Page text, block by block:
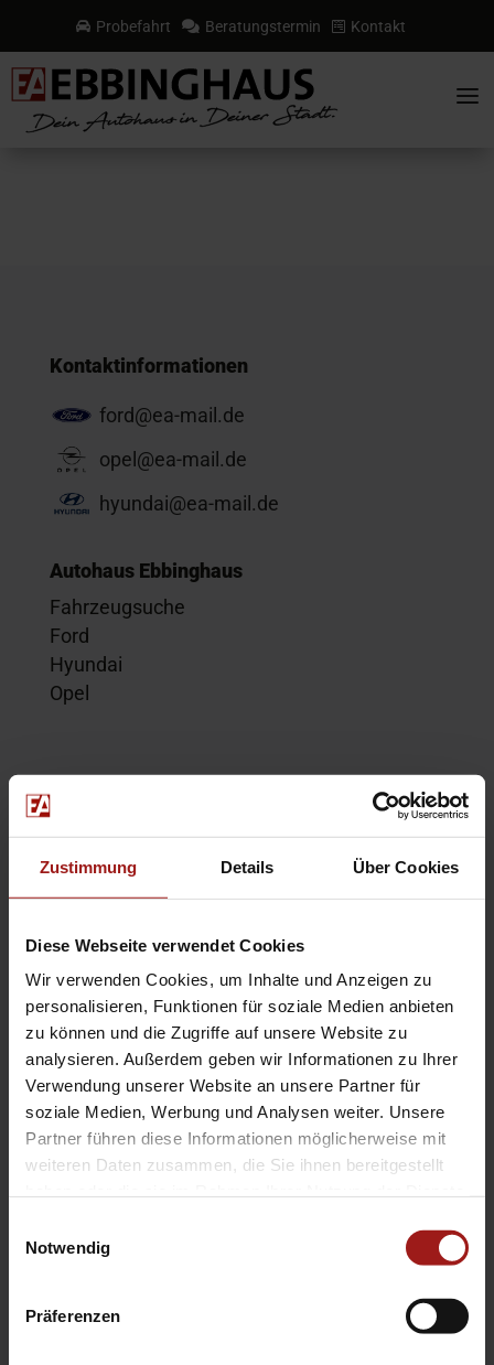
Zustimmung Details Über Cookies
Diese Webseite verwendet Cookies
Wir verwenden Cookies, um Inhalte und Anzeigen zu
personalisieren, Funktionen für soziale Medien anbieten
zu können und die Zugriffe auf unsere Website zu
analysieren. Außerdem geben wir Informationen zu Ihrer
Verwendung unserer Website an unsere Partner für
soziale Medien, Werbung und Analysen weiter. Unsere
Partner führen diese Informationen möglicherweise mit
weiteren Daten zusammen, die Sie ihnen bereitgestellt
Notwendig
Präferenzen
 Probefahrt  Beratungstermin  Kontakt
a
Kontaktinformationen
ford@ea-mail.de
opel@ea-mail.de
hyundai@ea-mail.de
Autohaus Ebbinghaus
Fahrzeugsuche
Ford
Hyundai
Opel
Kontakt
Probefahrt
Service-Termin
EA Standorte
Ebbinghaus am Flughafen – Dortmund Sölde
Ebbinghaus am Tierpark – Dortmund Kirchhörde
Ebbinghaus Autozentrum – Dortmund Dorstfeld
Ebbinghaus Ford Store – Bochum
Ebbinghaus in Hamm
Ebbinghaus in Kamen
Ebbinghaus in Unna